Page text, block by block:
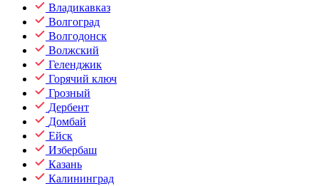
Владикавказ
Волгоград
Волгодонск
Волжский
Геленджик
Горячий ключ
Грозный
Дербент
Домбай
Ейск
Избербаш
Казань
Калининград